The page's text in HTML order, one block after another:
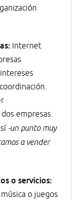
Internet
empresas
-un punto muy
a vender
o servicios:
o juegos